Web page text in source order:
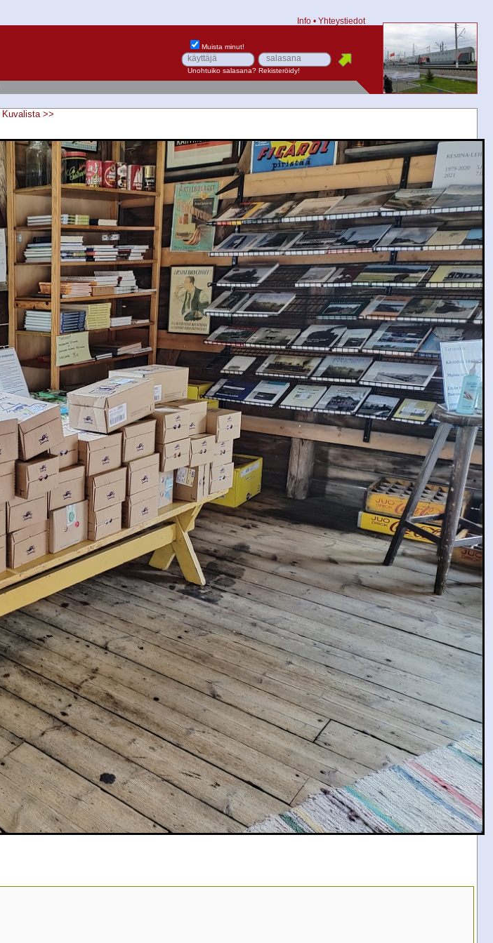
Info • Yhteystiedot
Muista minut!
Unohtuiko salasana? Rekisteröidy!
Kuvalista >>